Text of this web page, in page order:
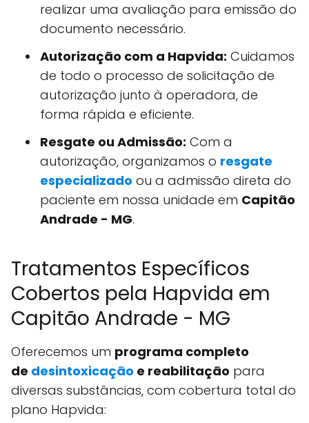
realizar uma avaliação para emissão do
documento necessário.
Autorização com a Hapvida: Cuidamos
de todo o processo de solicitação de
autorização junto à operadora, de
forma rápida e eficiente.
Resgate ou Admissão: Com a
autorização, organizamos o resgate
especializado ou a admissão direta do
paciente em nossa unidade em Capitão
Andrade - MG.
Tratamentos Específicos
Cobertos pela Hapvida em
Capitão Andrade - MG
Oferecemos um programa completo
de desintoxicação e reabilitação para
diversas substâncias, com cobertura total do
plano Hapvida: